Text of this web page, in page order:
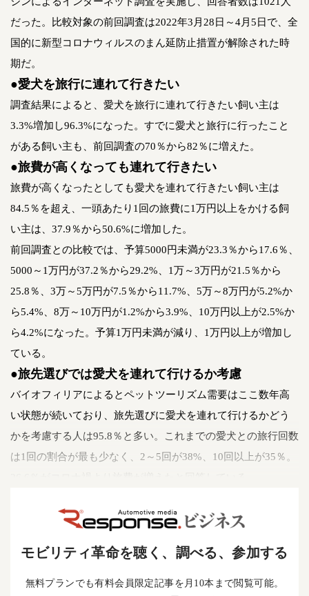
だった。比較対象の前回調査は2022年3月28日～4月5日で、全
国的に新型コロナウィルスのまん延防止措置が解除された時
期だ。
●愛犬を旅行に連れて行きたい
調査結果によると、愛犬を旅行に連れて行きたい飼い主は
3.3%増加し96.3%になった。すでに愛犬と旅行に行ったこと
がある飼い主も、前回調査の70％から82％に増えた。
●旅費が高くなっても連れて行きたい
旅費が高くなったとしても愛犬を連れて行きたい飼い主は
84.5％を超え、一頭あたり1回の旅費に1万円以上をかける飼
い主は、37.9％から50.6%に増加した。
前回調査との比較では、予算5000円未満が23.3％から17.6％、
5000～1万円が37.2％から29.2%、1万～3万円が21.5％から
25.8％、3万～5万円が7.5％から11.7%、5万～8万円が5.2%か
ら5.4%、8万～10万円が1.2%から3.9%、10万円以上が2.5%か
ら4.2%になった。予算1万円未満が減り、1万円以上が増加し
ている。
●旅先選びでは愛犬を連れて行けるか考慮
バイオフィリアによるとペットツーリズム需要はここ数年高
い状態が続いており、旅先選びに愛犬を連れて行けるかどう
かを考慮する人は95.8％と多い。これまでの愛犬との旅行回数
は1回の割合が最も少なく、2～5回が38%、10回以上が35％。
モビリティ革命を聴く、調べる、参加する
無料プランでも有料会員限定記事を月10本まで閲覧可能。